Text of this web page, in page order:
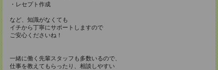
・レセプト作成
など、知識がなくても
イチから丁寧にサポートしますので
ご安心くださいね！
一緒に働く先輩スタッフも多数いるので、
仕事を教えてもらったり、相談しやすい